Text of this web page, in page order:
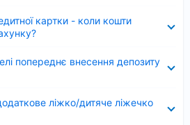
картки - коли кошти
попереднє внесення депозиту
ліжко/дитяче ліжечко